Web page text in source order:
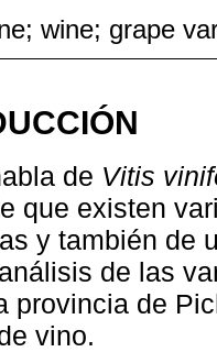
wine; grape
de Vitis
que existen
y también de
de las
provincia de
vino.